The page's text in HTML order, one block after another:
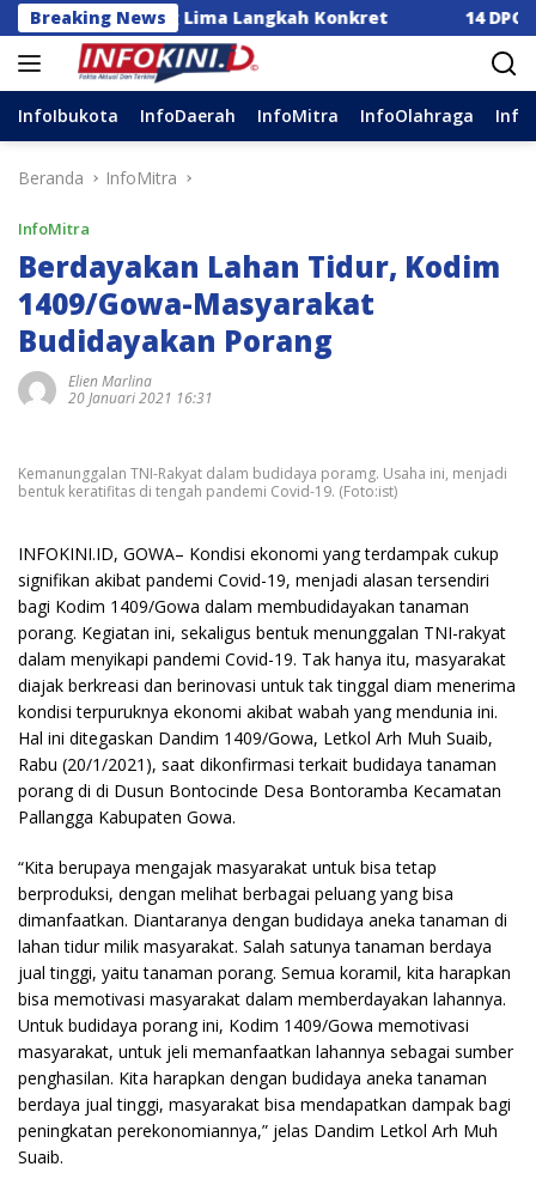
Langsung
ke
konten
Breaking News
Lima Langkah Konkret 14 DPC Terima SK
InfoIbukota InfoDaerah InfoMitra InfoOlahraga
Beranda InfoMitra
InfoMitra
Berdayakan Lahan Tidur, Kodim
1409/Gowa-Masyarakat
Budidayakan Porang
Elien Marlina
20 Januari 2021 16:31
Kemanunggalan TNI-Rakyat dalam budidaya poramg. Usaha ini, menjadi
bentuk keratifitas di tengah pandemi Covid-19. (Foto:ist)
INFOKINI.ID, GOWA– Kondisi ekonomi yang terdampak cukup
signifikan akibat pandemi Covid-19, menjadi alasan tersendiri
bagi Kodim 1409/Gowa dalam membudidayakan tanaman
porang. Kegiatan ini, sekaligus bentuk menunggalan TNI-rakyat
dalam menyikapi pandemi Covid-19. Tak hanya itu, masyarakat
diajak berkreasi dan berinovasi untuk tak tinggal diam menerima
kondisi terpuruknya ekonomi akibat wabah yang mendunia ini.
Hal ini ditegaskan Dandim 1409/Gowa, Letkol Arh Muh Suaib,
Rabu (20/1/2021), saat dikonfirmasi terkait budidaya tanaman
porang di di Dusun Bontocinde Desa Bontoramba Kecamatan
Pallangga Kabupaten Gowa.
“Kita berupaya mengajak masyarakat untuk bisa tetap
berproduksi, dengan melihat berbagai peluang yang bisa
dimanfaatkan. Diantaranya dengan budidaya aneka tanaman di
lahan tidur milik masyarakat. Salah satunya tanaman berdaya
jual tinggi, yaitu tanaman porang. Semua koramil, kita harapkan
bisa memotivasi masyarakat dalam memberdayakan lahannya.
Untuk budidaya porang ini, Kodim 1409/Gowa memotivasi
masyarakat, untuk jeli memanfaatkan lahannya sebagai sumber
penghasilan. Kita harapkan dengan budidaya aneka tanaman
berdaya jual tinggi, masyarakat bisa mendapatkan dampak bagi
peningkatan perekonomiannya,” jelas Dandim Letkol Arh Muh
Suaib.